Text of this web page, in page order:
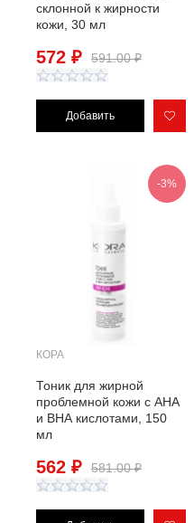
склонной к жирности
кожи, 30 мл
572 ₽ 591.00 ₽
-3%
КОРА
Тоник для жирной
проблемной кожи с АНА
и ВНА кислотами, 150
мл
562 ₽ 581.00 ₽